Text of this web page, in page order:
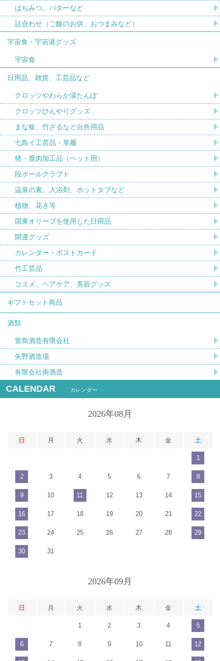
はちみつ、バターなど
詰合わせ（ご飯のお供、おつまみなど）
宇宙食・宇宙港グッズ
宇宙食
日用品、雑貨、工芸品など
クロッツやわらか湯たんぽ
クロッツひんやりグッズ
まな板、竹ざるなど台所用品
七島イ工芸品・草履
猪・鹿肉加工品（ペット用）
段ボールクラフト
温泉の素、入浴剤、ホットタブなど
植物、花き等
国東オリーブを使用した日用品
開運グッズ
カレンダー・ポストカード
竹工芸品
コスメ、ヘアケア、美容グッズ
ギフトセット商品
酒類
萱島酒造有限会社
矢野酒造場
有限会社南酒造
CALENDAR カレンダー
2026年08月
日 月 火 水 木 金 土
1
2 3 4 5 6 7 8
9 10 11 12 13 14 15
16 17 18 19 20 21 22
23 24 25 26 27 28 29
30 31
2026年09月
日 月 火 水 木 金 土
1 2 3 4 5
6 7 8 9 10 11 12